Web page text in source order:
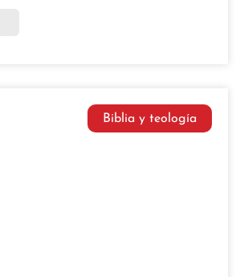
Biblia y teología